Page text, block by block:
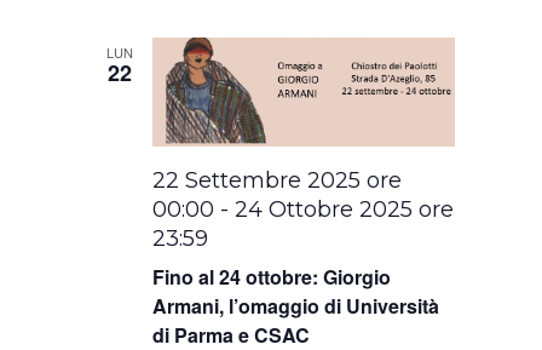
LUN
22
Fino al 24 ottobre: Giorgio
Armani, l’omaggio di Università
di Parma e CSAC
22 Settembre 2025 ore
00:00 -24 Ottobre 2025 ore
23:59